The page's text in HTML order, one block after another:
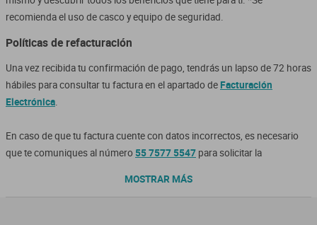
recomienda el uso de casco y equipo de seguridad.
Políticas de refacturación
Una vez recibida tu confirmación de pago, tendrás un lapso de 72 horas
hábiles para consultar tu factura en el apartado de Facturación
Electrónica.
En caso de que tu factura cuente con datos incorrectos, es necesario
que te comuniques al número 55 7577 5547 para solicitar la
, con la finalidad de llevar a cabo el timbrado.
MOSTRAR MÁS